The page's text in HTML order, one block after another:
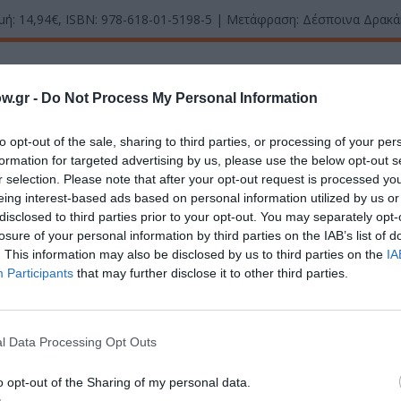
- Do Not Process My Personal Information
opt-out of the sale, sharing to third parties, or processing of your
for targeted advertising by us, please use the below opt-out
selection. Please note that after your opt-out request is processed
interest-based ads based on personal information utilized by us
to third parties prior to your opt-out. You may separately
of your personal information by third parties on the IAB’s list of
This information may also be disclosed by us to third parties on the
Participants that may further disclose it to other third parties.
Data Processing Opt Outs
opt-out of the Sharing of my personal data.
14,94€, ISBN: 978-618-01-5198-5 | Μετάφραση: Δέσποινα
πρώτοι όλες τις ειδήσεις
στο Culturenow.gr
Δες
ΠΕΖΟΓΡΑΦΙΑ
και τον Πολιτισμό!